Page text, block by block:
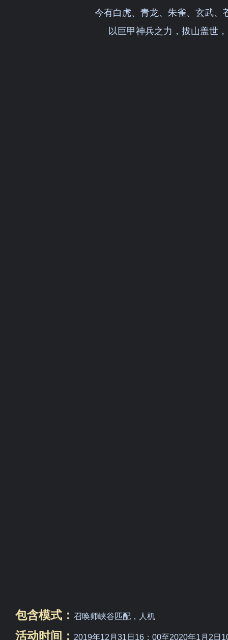
今有白虎、青龙、朱雀、玄武、
以巨甲神兵之力，拔山盖世
包含模式： 召唤师峡谷匹配，人机
活动时间： 2019年12月31日16：00至2020年1月2日